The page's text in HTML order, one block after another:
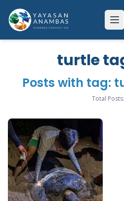
content
turtle
Posts with tag:
Total